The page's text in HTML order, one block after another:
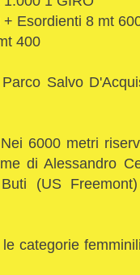
+ Esordienti 8 mt
400
Salvo
6000 metri
di Alessandro
(US
categorie